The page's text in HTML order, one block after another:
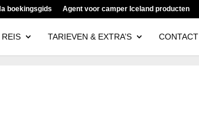
boekingsgids Agent voor camper Iceland producten
REIS TARIEVEN & EXTRA’S CONTACT